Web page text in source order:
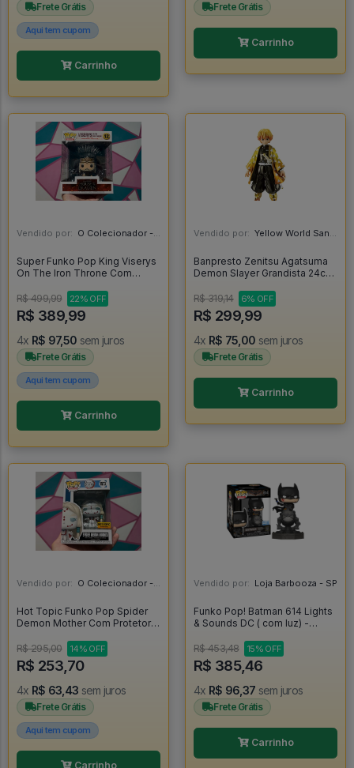
Frete Grátis
Aqui tem cupom
Carrinho
Frete Grátis
Carrinho
Vendido por: O Colecionador - SP
Super Funko Pop King Viserys
On The Iron Throne Com
Dragon #12
R$ 499,99 22% OFF
R$ 389,99
4x R$ 97,50 sem juros
Frete Grátis
Aqui tem cupom
Carrinho
Vendido por: Yellow World Santos - SP
Banpresto Zenitsu Agatsuma
Demon Slayer Grandista 24cm
R$ 319,14
6% OFF
R$ 299,99
4x R$ 75,00 sem juros
Frete Grátis
Carrinho
Vendido por: O Colecionador - SP
Hot Topic Funko Pop Spider
Demon Mother Com Protetor -
R$ 295,00
14% OFF
R$ 253,70
4x R$ 63,43 sem juros
Frete Grátis
Aqui tem cupom
Carrinho
Vendido por: Loja Barbooza - SP
Funko Pop! Batman 614 Lights
& Sounds DC ( com luz) -
R$ 453,48
15% OFF
R$ 385,46
4x R$ 96,37 sem juros
Frete Grátis
Carrinho